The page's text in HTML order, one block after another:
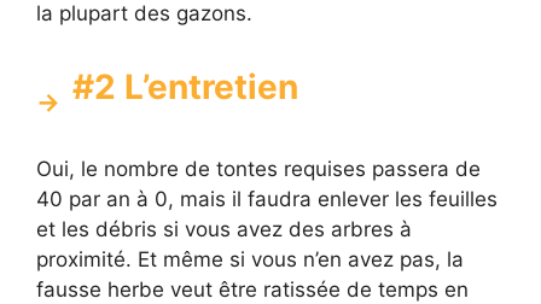
la plupart des gazons.
#2 L’entretien
Oui, le nombre de tontes requises passera de
40 par an à 0, mais il faudra enlever les feuilles
et les débris si vous avez des arbres à
proximité. Et même si vous n’en avez pas, la
fausse herbe veut être ratissée de temps en